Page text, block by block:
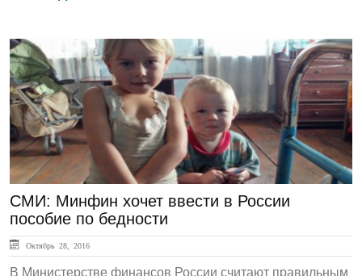
Обзор СМИ
СМИ: Минфин хочет ввести в России
пособие по бедности
Октябрь 28, 2016
В Министерстве финансов России считают правильным